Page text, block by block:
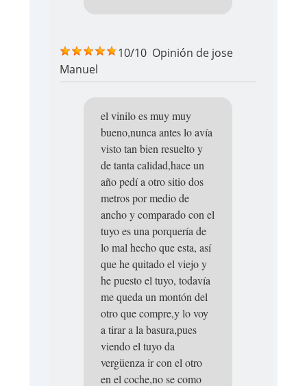
10/10 Opinión de jose
Manuel
el vinilo es muy muy
bueno,nunca antes lo avía
visto tan bien resuelto y
de tanta calidad,hace un
año pedí a otro sitio dos
metros por medio de
ancho y comparado con el
tuyo es una porquería de
lo mal hecho que esta, así
que he quitado el viejo y
he puesto el tuyo, todavía
me queda un montón del
otro que compre,y lo voy
a tirar a la basura,pues
viendo el tuyo da
vergüenza ir con el otro
en el coche,no se como